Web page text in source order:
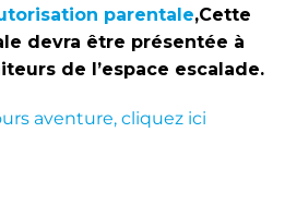
parentale,Cette
devra être présentée à
de l’espace escalade.
aventure, cliquez ici